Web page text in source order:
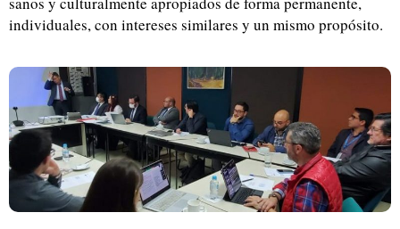
individuales, con intereses similares y un mismo propósito.